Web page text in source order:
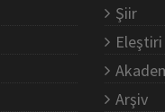
Şiir
Eleştiri
Arşiv